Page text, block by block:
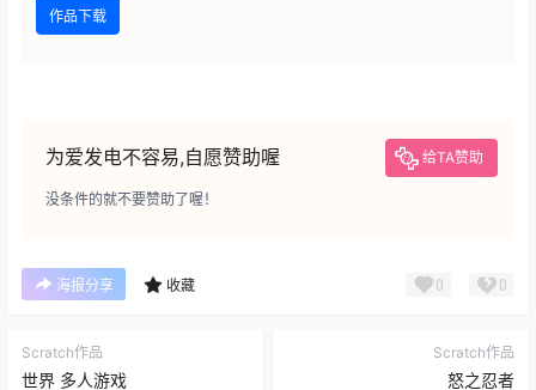
作品下载
为爱发电不容易,自愿赞助喔 给TA赞助
没条件的就不要赞助了喔！
海报分享 收藏 0 0
Scratch作品
世界 多人游戏
Scratch作品
怒之忍者